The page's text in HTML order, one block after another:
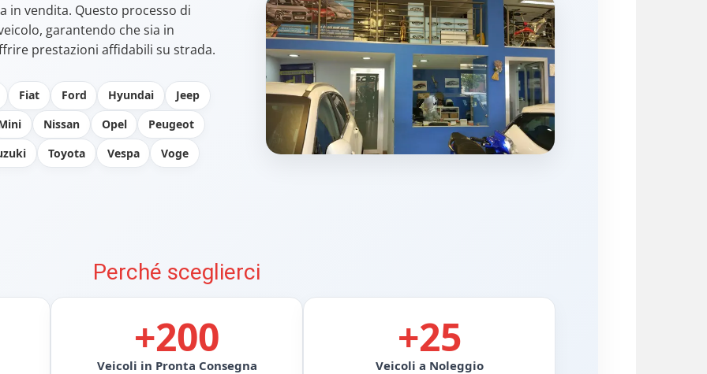
in vendita. Questo processo di
garantendo che sia in
prestazioni affidabili su strada.
Fiat Ford Hyundai
Jeep
Nissan Opel
Peugeot
Toyota Vespa
Voge
Perché sceglierci
+200
Veicoli in Pronta Consegna
+25
Veicoli a Noleggio